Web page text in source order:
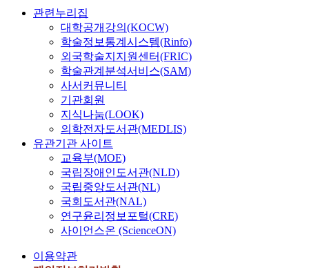
관련누리집
대학공개강의(KOCW)
학술정보통계시스템(Rinfo)
외국학술지지원센터(FRIC)
학술관계분석서비스(SAM)
사서커뮤니티
기관회원
지식나눔(LOOK)
의학전자도서관(MEDLIS)
유관기관 사이트
교육부(MOE)
국립장애인도서관(NLD)
국립중앙도서관(NL)
국회도서관(NAL)
연구윤리정보포털(CRE)
사이언스온 (ScienceON)
이용약관